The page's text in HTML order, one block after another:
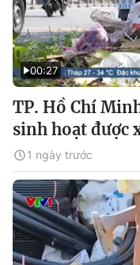
00:27
TP. Hồ Chí
sinh hoạt được
1 ngày trước